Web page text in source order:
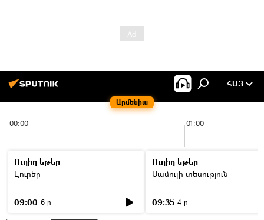
Արմենիա
ՀԱՅ
00:00 01:00
Ուղիղ եթեր
Լուրեր
09:00 6 ր
Ուղիղ եթեր
Մամուլի տեսություն
09:35 4 ր